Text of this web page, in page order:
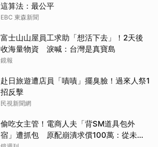
這算法：最公平
EBC 東森新聞
富士山山屋員工求助「想活下去」！2天後
收海量物資 淚喊：台灣是真寶島
鏡報
赴日旅遊遭店員「嘖嘖」擺臭臉！過來人祭1
招反擊
民視新聞網
偷吃女主管！電商人夫「背SM道具包外
宿」遭抓包 原配崩潰求償100萬：從未用